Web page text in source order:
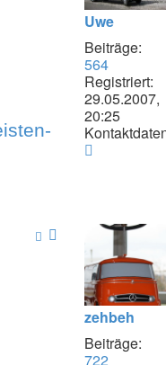
Uwe
Beiträge:
564
Registriert:
29.05.2007,
20:25
zehbeh
Beiträge:
722